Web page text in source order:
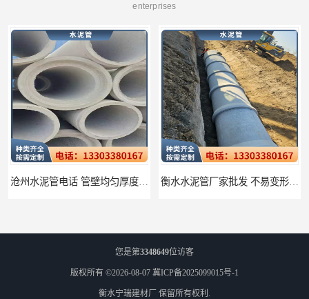
enterprises
沧州水泥管电话 管壁均匀厚度一致 衡水水泥管厂家批发 不易变形结构稳定
您是第3348649位访客
版权所有 ©2026-08-07 冀ICP备2025099015号-1
衡水宁瑞建材厂 保留所有权利.